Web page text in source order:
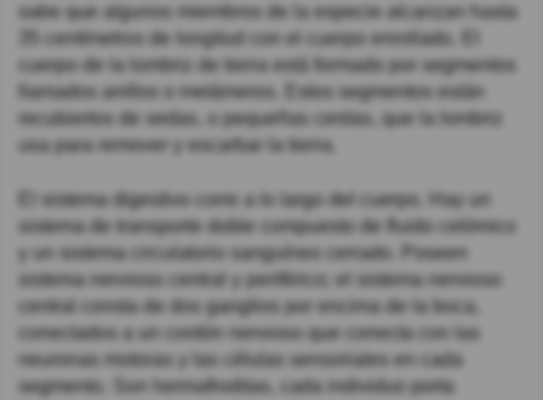
sabe que algunos miembros de la especie alcanzan hasta
35 centímetros de longitud con el cuerpo enrollado. El
cuerpo de la lombriz de tierra está formado por segmentos
llamados anillos o metámeros. Estos segmentos están
recubiertos de sedas, o pequeñas cerdas, que la lombriz
usa para remover y escarbar la tierra.
El sistema digestivo corre a lo largo del cuerpo. Hay un
sistema de transporte doble compuesto de fluido celómico
y un sistema circulatorio sanguíneo cerrado. Poseen
sistema nervioso central y periférico; el sistema nervioso
central consta de dos ganglios por encima de la boca,
conectados a un cordón nervioso que conecta con las
neuronas motoras y las células sensoriales en cada
segmento. Son hermafroditas, cada individuo porta